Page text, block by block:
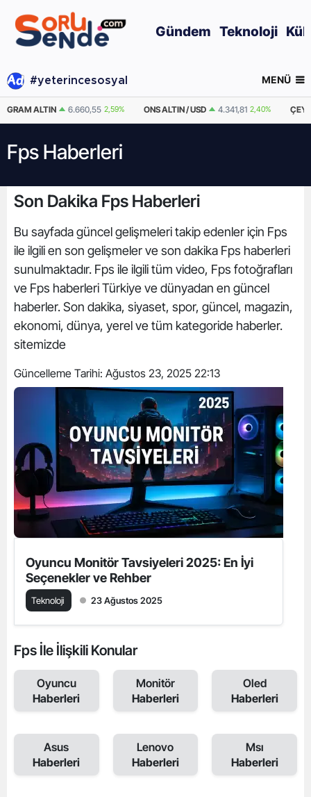
Gündem Teknoloji
#yeterincesosyal MENÜ
GRAM ALTIN 6.660,55 2,59% ONS ALTIN / USD 4.341,81 2,40%
Fps Haberleri
Son Dakika Fps Haberleri
Bu sayfada güncel gelişmeleri takip edenler için Fps
ile ilgili en son gelişmeler ve son dakika Fps haberleri
sunulmaktadır. Fps ile ilgili tüm video, Fps fotoğrafları
ve Fps haberleri Türkiye ve dünyadan en güncel
haberler. Son dakika, siyaset, spor, güncel, magazin,
ekonomi, dünya, yerel ve tüm kategoride haberler.
sitemizde
Güncelleme Tarihi: Ağustos 23, 2025 22:13
Oyuncu Monitör Tavsiyeleri 2025: En İyi
Seçenekler ve Rehber
Teknoloji 23 Ağustos 2025
Fps İle İlişkili Konular
Oyuncu
Haberleri
Monitör
Haberleri
Oled
Haberleri
Asus
Haberleri
Lenovo
Haberleri
Msı
Haberleri